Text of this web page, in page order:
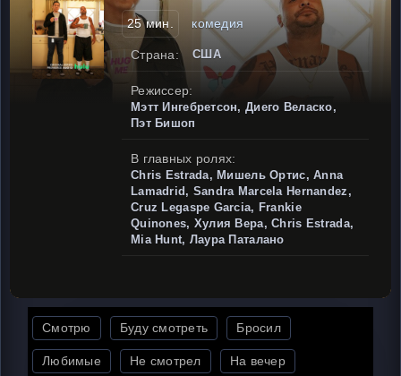
25 мин. комедия
Страна: США
Режиссер:
Мэтт Ингебретсон, Диего Веласко,
Пэт Бишоп
В главных ролях:
Chris Estrada, Мишель Ортис, Anna
Lamadrid, Sandra Marcela Hernandez,
Cruz Legaspe Garcia, Frankie
Quinones, Хулия Вера, Chris Estrada,
Mia Hunt, Лаура Паталано
Смотрю Буду смотреть Бросил
Любимые Не смотрел На вечер